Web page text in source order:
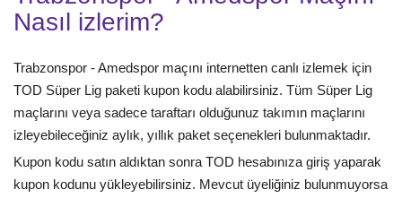
Nasıl izlerim?
Trabzonspor - Amedspor maçını internetten canlı izlemek için
TOD Süper Lig paketi kupon kodu alabilirsiniz. Tüm Süper Lig
maçlarını veya sadece taraftarı olduğunuz takımın maçlarını
izleyebileceğiniz aylık, yıllık paket seçenekleri bulunmaktadır.
Kupon kodu satın aldıktan sonra TOD hesabınıza giriş yaparak
kupon kodunu yükleyebilirsiniz. Mevcut üyeliğiniz bulunmuyorsa